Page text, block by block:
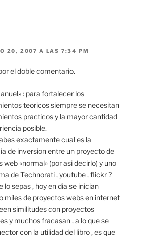
20, 2007 A LAS 7:34 PM
el doble comentario.
: para fortalecer los
teoricos siempre se necesitan
practicos y la mayor cantidad
posible.
exactamente cual es la
de inversion entre un proyecto de
web «normal» (por asi decirlo) y uno
de Technorati , youtube , flickr ?
lo sepas , hoy en dia se inician
miles de proyectos webs en internet
similitudes con proyectos
y muchos fracasan , a lo que se
con la utilidad del libro , es que